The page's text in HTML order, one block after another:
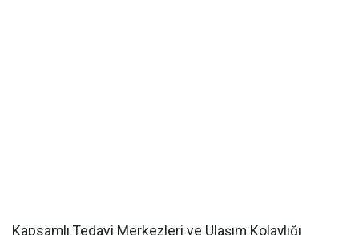
Kapsamlı Tedavi Merkezleri ve Ulaşım Kolaylığı